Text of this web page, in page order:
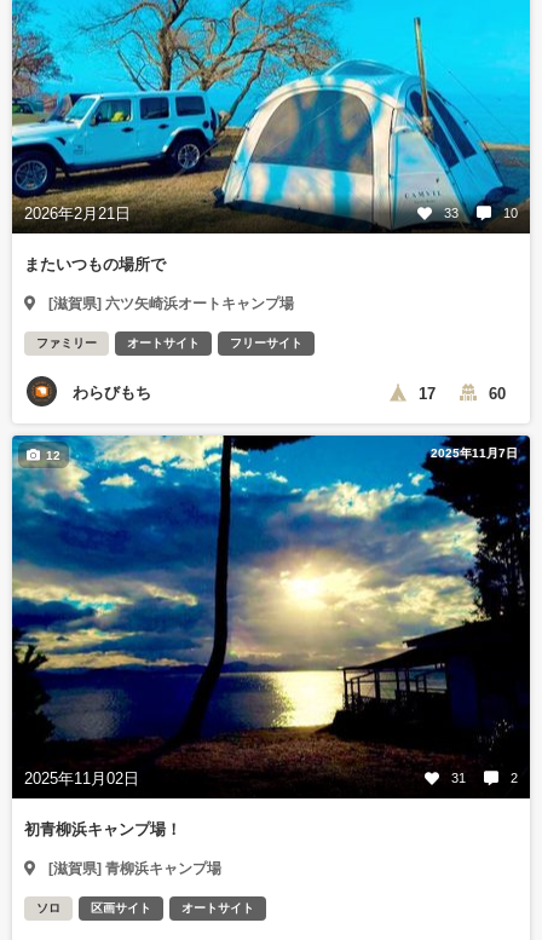
2026年2月21日 33 10
またいつもの場所で
[滋賀県] 六ツ矢崎浜オートキャンプ場
ファミリー オートサイト フリーサイト
わらびもち 17 60
2025年11月7日
2025年11月02日 31 2
12
初青柳浜キャンプ場！
[滋賀県] 青柳浜キャンプ場
ソロ 区画サイト オートサイト